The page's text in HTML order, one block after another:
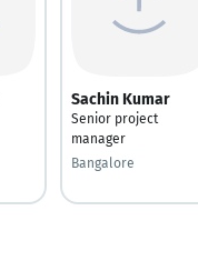
Sachin Kumar
Senior project
manager
Bangalore